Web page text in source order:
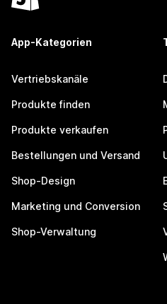
App-Kategorien
Vertriebskanäle
Produkte finden
Produkte verkaufen
Bestellungen und Versand
Shop-Design
Marketing und Conversion
Shop-Verwaltung